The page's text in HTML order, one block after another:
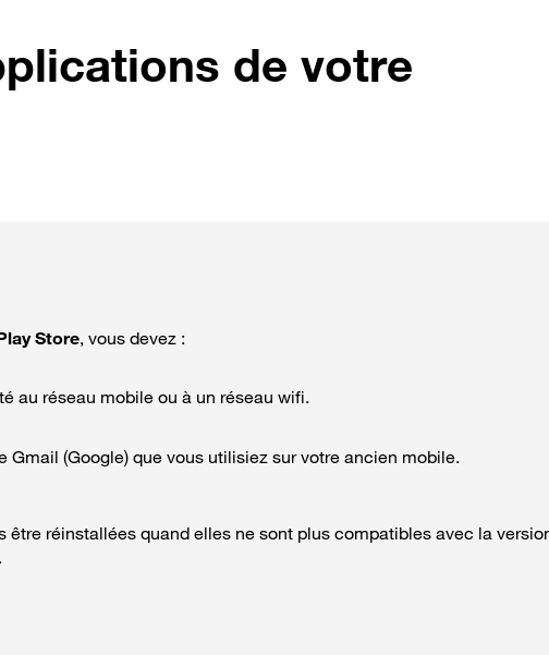
de votre
Store, vous devez :
au réseau mobile ou à un réseau wifi.
(Google) que vous utilisiez sur votre ancien mobile.
réinstallées quand elles ne sont plus compatibles avec la